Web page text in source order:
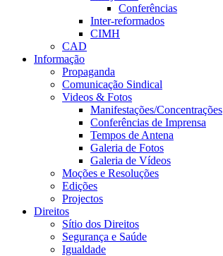
Conferências
Inter-reformados
CIMH
CAD
Informação
Propaganda
Comunicação Sindical
Videos & Fotos
Manifestações/Concentrações
Conferências de Imprensa
Tempos de Antena
Galeria de Fotos
Galeria de Vídeos
Moções e Resoluções
Edições
Projectos
Direitos
Sítio dos Direitos
Segurança e Saúde
Igualdade